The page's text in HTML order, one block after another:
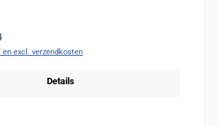
en excl. verzendkosten
Details